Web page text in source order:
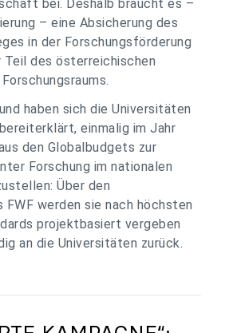
bei. Deshalb braucht es –
– eine Absicherung des
in der Forschungsförderung
des österreichischen
haben sich die Universitäten
einmalig im Jahr
den Globalbudgets zur
Forschung im nationalen
Über den
werden sie nach höchsten
projektbasiert vergeben
an die Universitäten zurück.
starken Wissenschafts- und